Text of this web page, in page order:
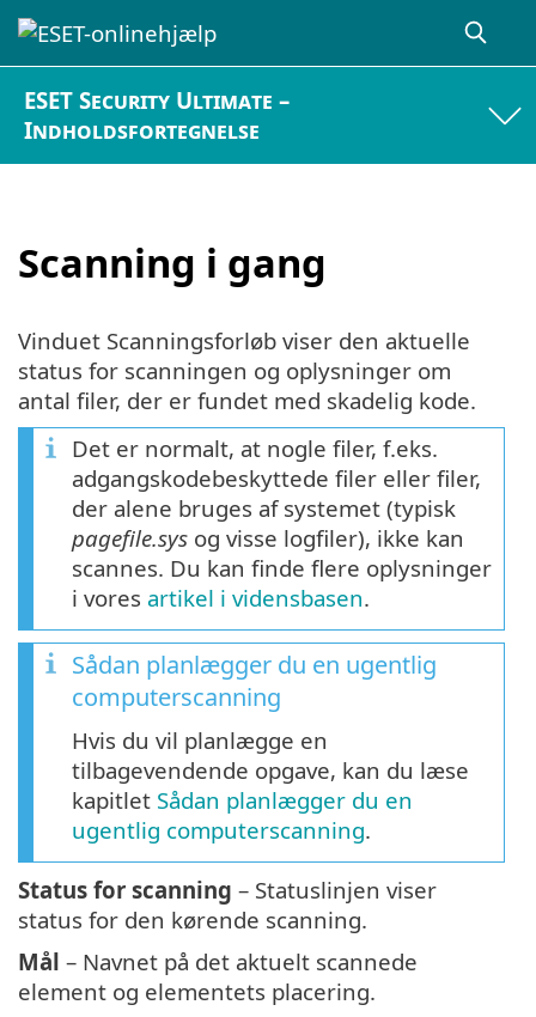
ESET Security Ultimate –
Indholdsfortegnelse
Scanning i gang
Vinduet Scanningsforløb viser den aktuelle
status for scanningen og oplysninger om
antal filer, der er fundet med skadelig kode.
Det er normalt, at nogle filer, f.eks.
adgangskodebeskyttede filer eller filer,
der alene bruges af systemet (typisk
pagefile.sys og visse logfiler), ikke kan
scannes. Du kan finde flere oplysninger
i vores artikel i vidensbasen.
Sådan planlægger du en ugentlig
computerscanning
Hvis du vil planlægge en
tilbagevendende opgave, kan du læse
kapitlet Sådan planlægger du en
ugentlig computerscanning.
Status for scanning – Statuslinjen viser
status for den kørende scanning.
Mål – Navnet på det aktuelt scannede
element og elementets placering.